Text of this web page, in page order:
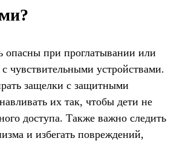
опасны при проглатывании или
чувствительными устройствами.
защелки с защитными
их так, чтобы дети не
доступа. Также важно следить
и избегать повреждений,